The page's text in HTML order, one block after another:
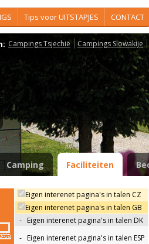
Tips voor UITSTAPJES CONTACT
Campings Tsjechië Campings Slowakije
Camping Faciliteiten
Eigen interenet pagina's in talen CZ
Eigen interenet pagina's in talen GB
- Eigen interenet pagina's in talen DK
- Eigen interenet pagina's in talen ESP